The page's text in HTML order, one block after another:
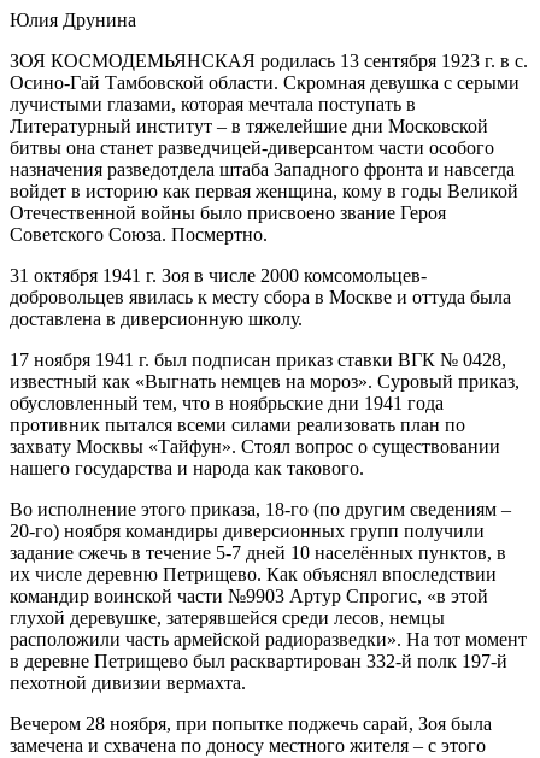
Юлия Друнина
ЗОЯ КОСМОДЕМЬЯНСКАЯ родилась 13 сентября 1923 г. в с.
Осино-Гай Тамбовской области. Скромная девушка с серыми
лучистыми глазами, которая мечтала поступать в
Литературный институт – в тяжелейшие дни Московской
битвы она станет разведчицей-диверсантом части особого
назначения разведотдела штаба Западного фронта и навсегда
войдет в историю как первая женщина, кому в годы Великой
Отечественной войны было присвоено звание Героя
Советского Союза. Посмертно.
31 октября 1941 г. Зоя в числе 2000 комсомольцев-
добровольцев явилась к месту сбора в Москве и оттуда была
доставлена в диверсионную школу.
17 ноября 1941 г. был подписан приказ ставки ВГК № 0428,
известный как «Выгнать немцев на мороз». Суровый приказ,
обусловленный тем, что в ноябрьские дни 1941 года
противник пытался всеми силами реализовать план по
захвату Москвы «Тайфун». Стоял вопрос о существовании
нашего государства и народа как такового.
Во исполнение этого приказа, 18-го (по другим сведениям –
20-го) ноября командиры диверсионных групп получили
задание сжечь в течение 5-7 дней 10 населённых пунктов, в
их числе деревню Петрищево. Как объяснял впоследствии
командир воинской части №9903 Артур Спрогис, «в этой
глухой деревушке, затерявшейся среди лесов, немцы
расположили часть армейской радиоразведки». На тот момент
в деревне Петрищево был расквартирован 332-й полк 197-й
пехотной дивизии вермахта.
Вечером 28 ноября, при попытке поджечь сарай, Зоя была
замечена и схвачена по доносу местного жителя – с этого